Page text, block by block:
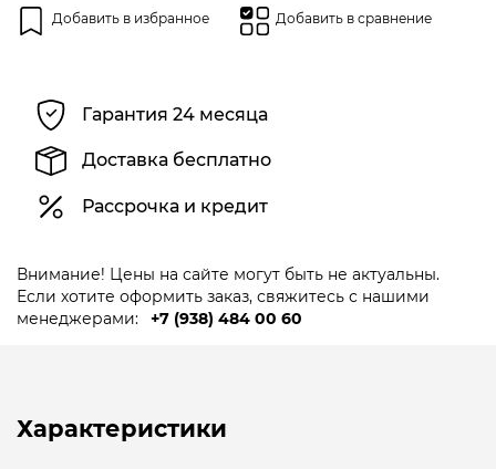
Добавить в избранное Добавить в сравнение
Гарантия 24 месяца
Доставка бесплатно
Рассрочка и кредит
Внимание! Цены на сайте могут быть не актуальны.
Если хотите оформить заказ, свяжитесь с нашими
менеджерами:
+7 (938) 484 00 60
Характеристики